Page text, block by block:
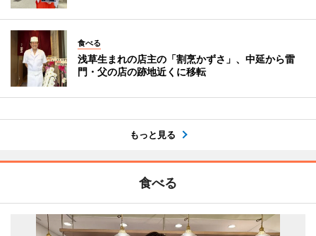
食べる
浅草生まれの店主の「割烹かずさ」、中延から雷
門・父の店の跡地近くに移転
もっと見る
食べる